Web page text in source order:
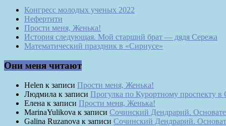
Конгресс молодых ученых 2022
Нефертити
Прости меня, Женька!
История следующая. Мой старший брат — дядя Сережа
Математический праздник в «Сириусе»
Они меня читают
Helen к записи Прости меня, Женька!
Людмила к записи Прогулка по Курортному проспекту в
Елена к записи Прости меня, Женька!
MarinaYulikova к записи Сочинский Дендрарий.
Galina Ruzanova к записи Сочинский Дендрарий.